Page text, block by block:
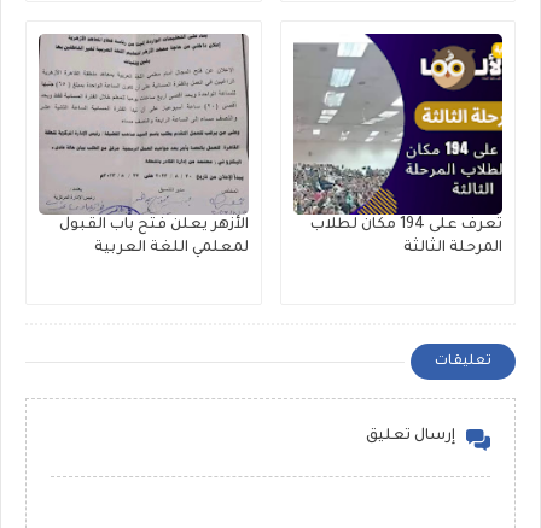
تعرف على 194 مكان لطلاب
المرحلة الثالثة
الأزهر يعلن فتح باب القبول
لمعلمي اللغة العربية
تعليقات
إرسال تعليق